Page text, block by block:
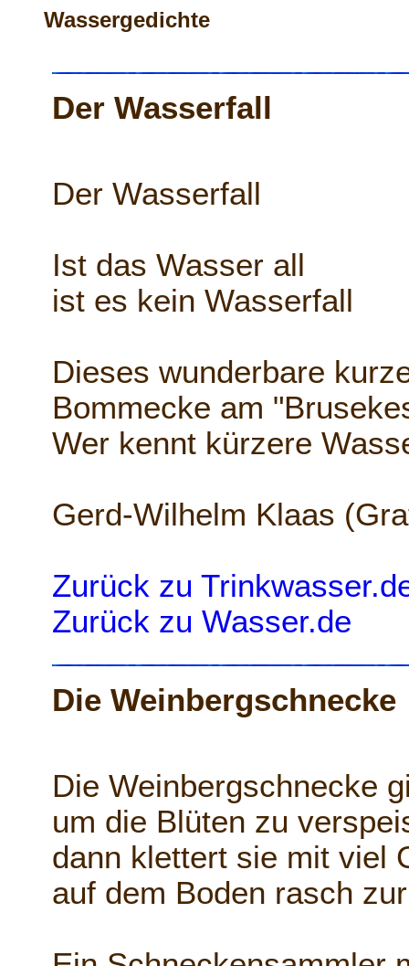
Wassergedichte
Der Wasserfall
Der Wasserfall
Ist das Wasser all
ist es kein Wasserfall
Dieses wunderbare
Bommecke am
Wer kennt kürzere
Gerd-Wilhelm Klaas
Zurück zu
Zurück zu Wasser.de
Die Weinbergschnecke
Die Weinbergschnecke
um die Blüten zu
dann klettert sie mit viel
auf dem Boden rasch